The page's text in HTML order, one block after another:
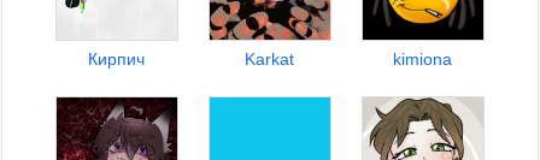
Кирпич Karkat kimiona